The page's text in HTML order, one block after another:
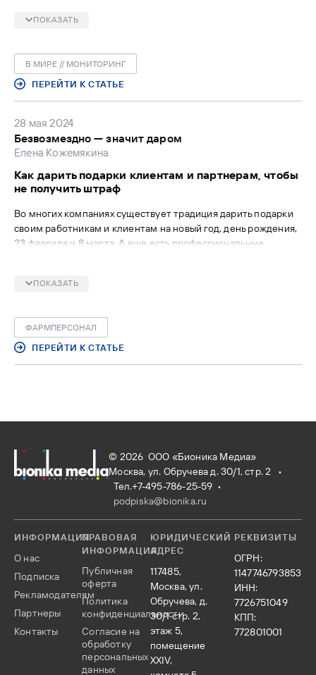
заболеваний. «ФВ» изучил квартальные отчеты наиболее
ПОКАЗАТЬ
В МИРЕ // МОНИТОРИНГ
ПЕРЕЙТИ К СТАТЬЕ
28 мая 2024
Безвозмездно — значит даром
Елена Кожемякина
Как дарить подарки клиентам и партнерам, чтобы
не получить штраф
Во многих компаниях существует традиция дарить подарки
своим работникам и клиентам на новый год, день рождения,
23 февраля и 8 марта. А еще есть профессиональные,
принимают подарки. Между тем незнание правовых норм,
серьезные нарекания со стороны надзорных органов,
предостерегает управляющий партнер юридической фирмы
BLS Елена КОЖЕМЯКИНА.
ПОКАЗАТЬ
ФАРМПЕРСОНАЛ
ПЕРЕЙТИ К СТАТЬЕ
© 2026 ООО «Бионика Медиа»
Москва, ул. Обручева д. 30/1, стр. 2 •
Тел.+7-495-786-25-59 •
podpiska@bionika.ru
ИНФОРМАЦИЯ
О нас
Подписка
Рекламодателям
Партнеры
Контакты
ПРАВОВАЯ
ИНФОРМАЦИЯ
Публичная
оферта
Политика
конфиденциальности
Согласие на
обработку
персональных
данных
ЮРИДИЧЕСКИЙ
АДРЕС
117485,
Москва, ул.
Обручева, д.
30/1 стр. 2,
этаж 5,
помещение
XXIV,
РЕКВИЗИТЫ
ОГРН:
1147746793853
ИНН:
7726751049
КПП:
772801001